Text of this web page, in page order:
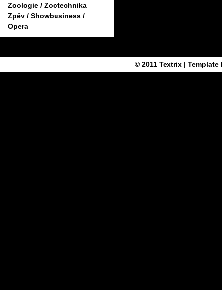
Zoologie / Zootechnika
Zpěv / Showbusiness /
Opera
© 2011 Textrix| Template